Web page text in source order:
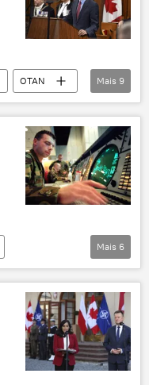
OTAN
Post
Mais 9
Biden
Mais 6